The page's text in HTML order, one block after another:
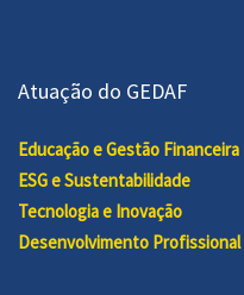
Atuação do GEDAF
Educação e Gestão Financeira
ESG e Sustentabilidade
Tecnologia e Inovação
Desenvolvimento Profissional